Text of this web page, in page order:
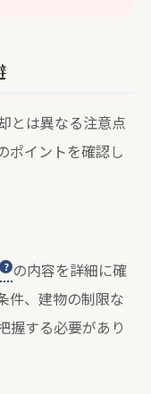
とは異なる注意点
ポイントを確認し
の内容を詳細に確
件、建物の制限な
握する必要があり